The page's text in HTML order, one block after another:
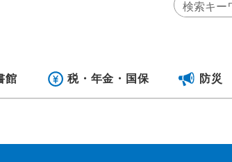
館 税・年金・ 国保 防災